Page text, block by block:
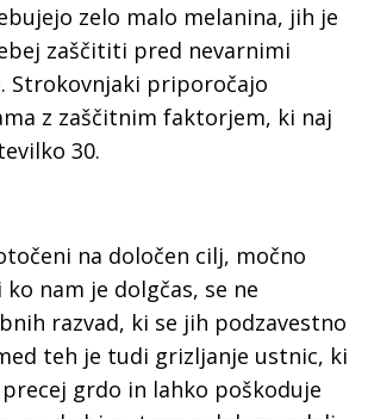
zelo malo melanina, jih je
zaščititi pred nevarnimi
Strokovnjaki priporočajo
z zaščitnim faktorjem, ki naj
30.
na določen cilj, močno
nam je dolgčas, se ne
razvad, ki se jih podzavestno
teh je tudi grizljanje ustnic, ki
grdo in lahko poškoduje